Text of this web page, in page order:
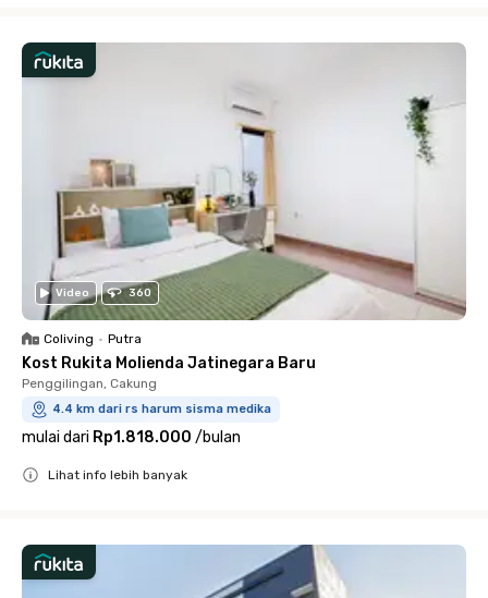
Video 360
Coliving • Putra
Kost Rukita Molienda Jatinegara Baru
Penggilingan, Cakung
4.4 km dari rs harum sisma medika
mulai dari Rp1.818.000 /bulan
Lihat info lebih banyak